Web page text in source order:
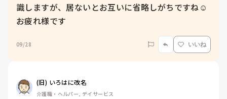
識しますが、居ないとお互いに省略しがちですね☺️
お疲れ様です
09/28 いいね
(旧) いろはに改名
介護職・ヘルパー, デイサービス